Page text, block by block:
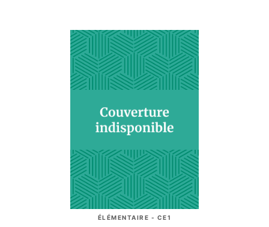
ÉLÉMENTAIRE - CE1